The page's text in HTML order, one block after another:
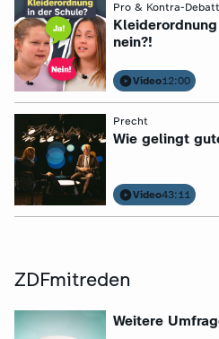
Pro & Kontra-
:
nein?!
Video12:00
Precht
Wie gelingt
Video43:11
ZDFmitreden
: Weitere